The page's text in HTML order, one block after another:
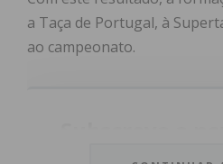
a Taça de Portugal, à
ao campeonato.